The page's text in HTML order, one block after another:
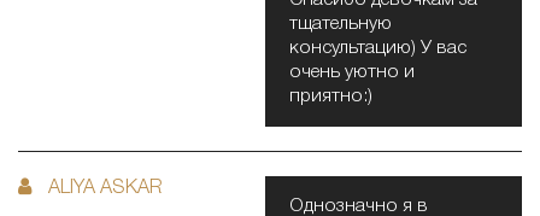
тщательную
консультацию) У вас
очень уютно и
приятно:)
ALIYA ASKAR
Однозначно я в